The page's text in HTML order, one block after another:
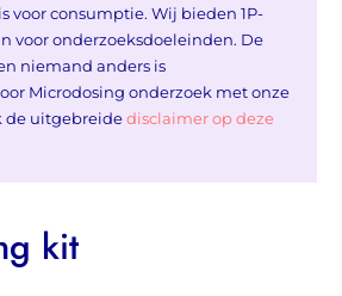
voor consumptie. Wij bieden 1P-
voor onderzoeksdoeleinden. De
niemand anders is
Microdosing onderzoek met onze
de uitgebreide disclaimer op deze
kit